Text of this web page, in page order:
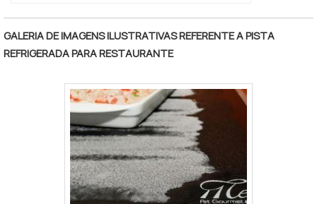
GALERIA DE IMAGENS ILUSTRATIVAS REFERENTE A PISTA
REFRIGERADA PARA RESTAURANTE